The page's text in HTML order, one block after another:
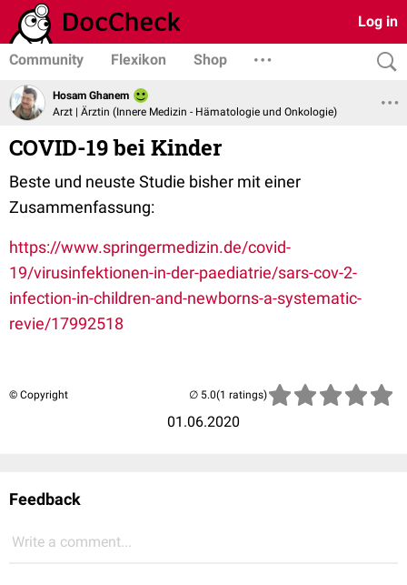
Log in
Community Flexikon Shop
Hosam Ghanem
Arzt | Ärztin (Innere Medizin - Hämatologie und Onkologie)
COVID-19 bei Kinder
Beste und neuste Studie bisher mit einer
Zusammenfassung:
https://www.springermedizin.de/covid-
19/virusinfektionen-in-der-paediatrie/sars-cov-2-
infection-in-children-and-newborns-a-systematic-
revie/17992518
© Copyright
01.06.2020
(1 ratings)
Feedback
Write a comment...